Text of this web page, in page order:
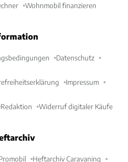
Wohnmobil finanzieren
Datenschutz
Impressum
Redaktion Widerruf digitaler Käufe
Heftarchiv Caravaning